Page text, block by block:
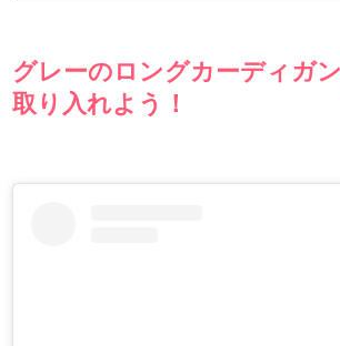
グレーのロングカーディガ
取り入れよう！